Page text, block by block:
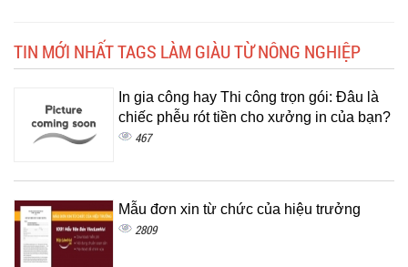
TIN MỚI NHẤT TAGS LÀM GIÀU TỪ NÔNG NGHIỆP
In gia công hay Thi công trọn gói: Đâu là
chiếc phễu rót tiền cho xưởng in của bạn?
467
Mẫu đơn xin từ chức của hiệu trưởng
2809